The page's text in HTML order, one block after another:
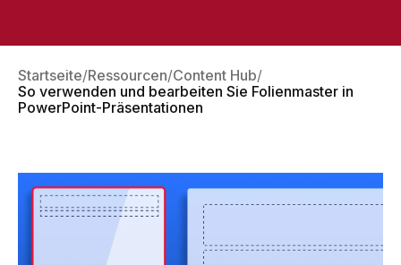
Startseite Ressourcen Content Hub
So verwenden und bearbeiten Sie Folienmaster in
PowerPoint-Präsentationen